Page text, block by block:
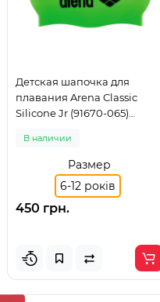
Детская шапочка для
плавания Arena Classic
Silicone Jr (91670-065)
В наличии
Размер
6-12 років
450 грн.